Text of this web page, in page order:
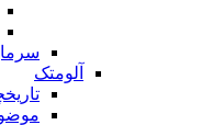
آلومتک